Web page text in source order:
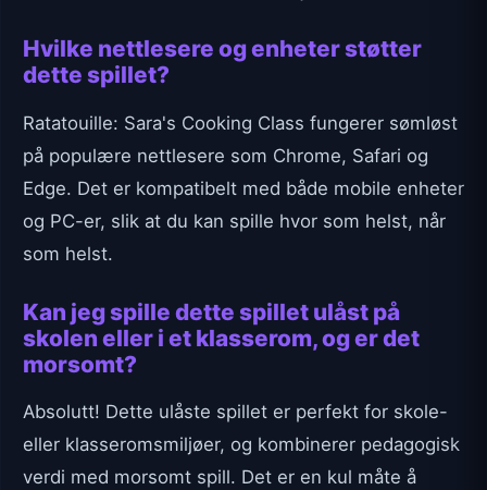
Hvilke nettlesere og enheter støtter
dette spillet?
Ratatouille: Sara's Cooking Class fungerer sømløst
på populære nettlesere som Chrome, Safari og
Edge. Det er kompatibelt med både mobile enheter
og PC-er, slik at du kan spille hvor som helst, når
som helst.
Kan jeg spille dette spillet ulåst på
skolen eller i et klasserom, og er det
morsomt?
Absolutt! Dette ulåste spillet er perfekt for skole-
eller klasseromsmiljøer, og kombinerer pedagogisk
verdi med morsomt spill. Det er en kul måte å